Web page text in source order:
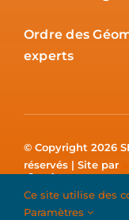
Ordre des
experts
© Copyright 2026
réservés | Site par
Ce site utilise des
Paramètres